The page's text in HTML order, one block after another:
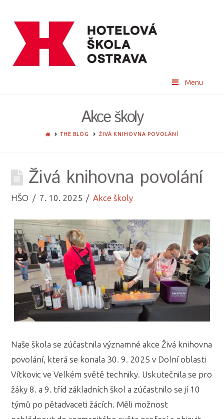
Menu
Akce školy
HOMETHE BLOG ŽIVÁ KNIHOVNA POVOLÁNÍ
Živá knihovna povolání
HŠO 7. 10. 2025 Akce školy
Naše škola se zúčastnila významné akce Živá knihovna
povolání, která se konala 30. 9. 2025 v Dolní oblasti
Vítkovic ve Velkém světě techniky. Uskutečnila se pro
žáky 8. a 9. tříd základních škol a zúčastnilo se jí 10
týmů po pětadvaceti žácích. Měli možnost